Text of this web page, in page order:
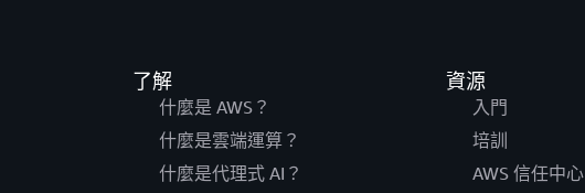
了解
什麼是 AWS？
什麼是雲端運算？
什麼是代理式 AI？
資源
入門
培訓
AWS 信任中心